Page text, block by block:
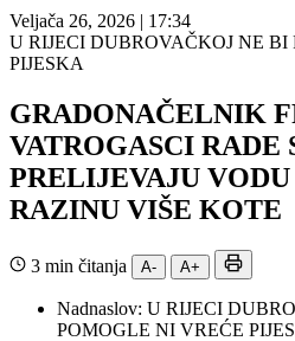
Veljača 26, 2026 | 17:34
U RIJECI DUBROVAČKOJ NE BI
PIJESKA
GRADONAČELNIK
VATROGASCI RADE
PRELIJEVAJU
RAZINU VIŠE KOTE
3 min čitanja A- A+
Nadnaslov: U RIJECI
POMOGLE NI VREĆE